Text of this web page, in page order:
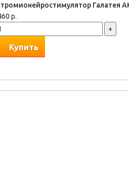
Галатея
р.
+
Купить